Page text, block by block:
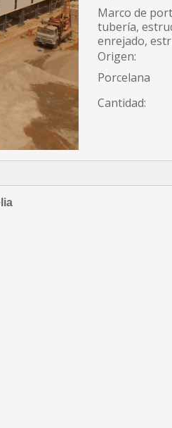
Marco de
tubería,
enrejado,
Origen:
Porcelana
Cantidad: